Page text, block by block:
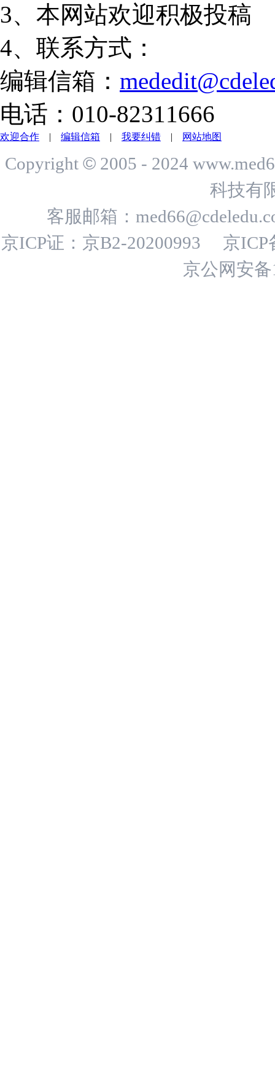
3、本网站欢迎积极投稿
4、联系方式：
编辑信箱：
电话：010-82311666
欢迎合作 | 编辑信箱 | 我要纠错 | 网站地图
Copyright © 2005 - 2024
科技有
客服邮箱：
京ICP证：京B2-20200993
京ICP
京公网安备